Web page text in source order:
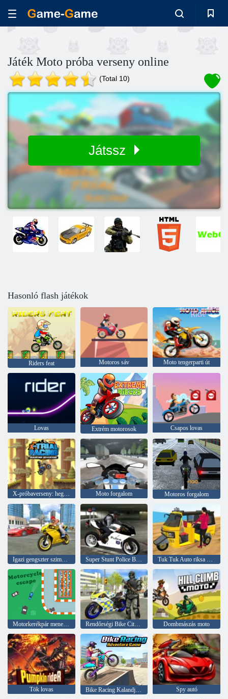
Játék Moto próba verseny online
(Total 10)
Játssz
Hasonló flash játékok
Riders feat Motoros sáv Moto tengerparti út
Lovas Extrém motorosok Csapos lovas
X-próbaverseny: hegyi kaland Moto forgalom Motoros forgalom
Igazi gengszter szimulátor Grand City Super Stunt Police Bike Simulator 3D Tuk Tuk Auto riksa 2020
Motorkerékpár menekülés Rendőrségi Bike City Simulator Dombmászás moto
Tök lovas Bike Racing Kalandjáték Spy autó